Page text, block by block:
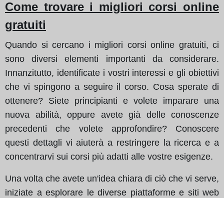
Come trovare i migliori corsi online
gratuiti
Quando si cercano i migliori corsi online gratuiti, ci
sono diversi elementi importanti da considerare.
Innanzitutto, identificate i vostri interessi e gli obiettivi
che vi spingono a seguire il corso. Cosa sperate di
ottenere? Siete principianti e volete imparare una
nuova abilità, oppure avete già delle conoscenze
precedenti che volete approfondire? Conoscere
questi dettagli vi aiuterà a restringere la ricerca e a
concentrarvi sui corsi più adatti alle vostre esigenze.
Una volta che avete un'idea chiara di ciò che vi serve,
iniziate a esplorare le diverse piattaforme e siti web